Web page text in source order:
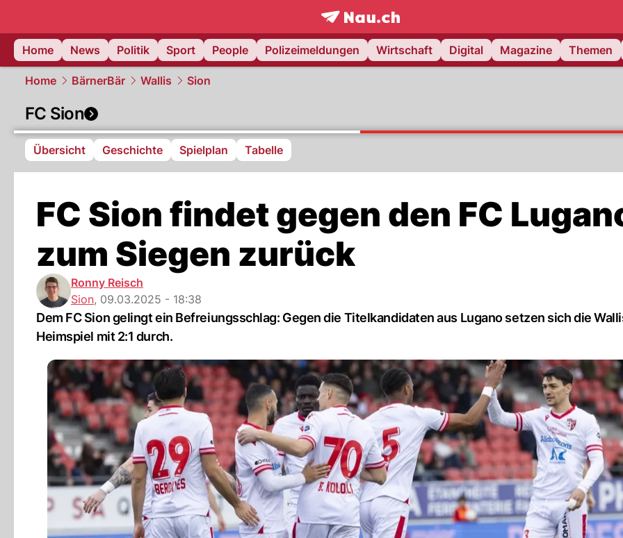
frontpage.NAU.ch
Home
News Politik Sport People Polizeimeldungen Wirtschaft Digital Magazine Themen
Home BärnerBär Wallis Sion
FC Sion
Übersicht Geschichte Spielplan Tabelle
FC Sion findet gegen den FC
zum Siegen zurück
Ronny Reisch
Sion, 09.03.2025 - 18:38
Dem FC Sion gelingt ein Befreiungsschlag: Gegen die Titelkandidaten aus Lugano setzen sich die
Heimspiel mit 2:1 durch.